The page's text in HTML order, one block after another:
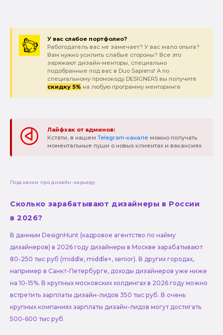
У вас слабое портфолио?
Работодатель вас не замечает? У вас мало опыта?
Вам нужно усилить слабые стороны? Все это
заряжают дизайн-менторы, специально
подобранные под вас в Duo Sapiens! А по
специальному промокоду DESIGNER5 вы получите
скидку 5% на любую программу менторинга
Лайфхак от админов:
Кстати, в нашем Telegram-канале можно получать
моментальные пуши о новых клиентах и вакансиях
Подсказки про дизайн-карьеру:
Сколько зарабатывают дизайнеры в России
в 2026?
В данным DesignHunt (кадровое агентство по найму
дизайнеров) в 2026 году дизайнеры в Москве зарабатывают
80-250 тыс руб (middle, middle+, senior). В других городах,
например в Санкт-Петербурге, доходы дизайнеров уже ниже
на 10-15%. В крупных московских холдингах в 2026 году можно
встретить зарплаты дизайн-лидов 350 тыс руб. В очень
крупных компаниях зарплаты дизайн-лидов могут достигать
500-600 тыс руб.